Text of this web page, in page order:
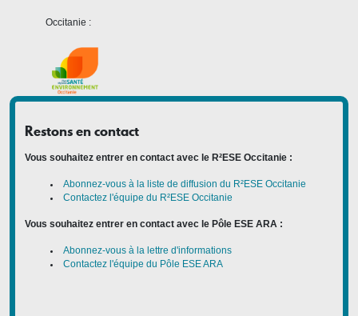
Occitanie :
Restons en contact
Vous souhaitez entrer en contact avec le R²ESE Occitanie :
Abonnez-vous à la liste de diffusion du R²ESE Occitanie
Contactez l'équipe du R²ESE Occitanie
Vous souhaitez entrer en contact avec le Pôle ESE ARA :
Abonnez-vous à la lettre d'informations
Contactez l'équipe du Pôle ESE ARA